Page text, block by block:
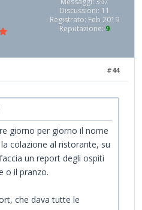
Discussioni: 11
Registrato: Feb 2019
Reputazione: 9
#44
giorno per giorno il nome
colazione al ristorante, su
un report degli ospiti
o il pranzo.
che dava tutte le